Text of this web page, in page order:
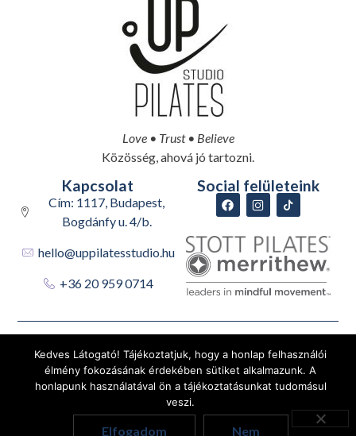
Love • Trust • Believe
Közösség, ahová jó tartozni.
Kapcsolat
Cím: 1117, Budapest,
Bogdánfy u. 4/b.
hello@uppilatesstudio.hu
+36 20 959 0714
Social felületeink
Adatvédelmi nyilatkozat
Általános Szerződési Feltételek
Impresszum
Merrithew.com
Photography © Merrithew International Inc.
Kedves Látogató! Tájékoztatjuk, hogy a honlap felhasználói
élmény fokozásának érdekében sütiket alkalmazunk. A
honlapunk használatával ön a tájékoztatásunkat tudomásul
veszi.
Elfogadom Nem